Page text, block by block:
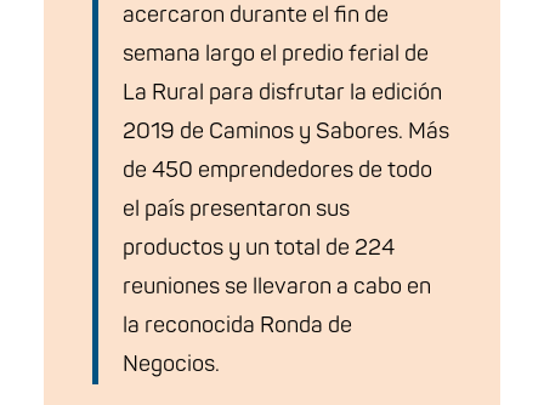
acercaron durante el fin de
semana largo el predio ferial de
La Rural para disfrutar la edición
2019 de Caminos y Sabores. Más
de 450 emprendedores de todo
el país presentaron sus
productos y un total de 224
reuniones se llevaron a cabo en
la reconocida Ronda de
Negocios.